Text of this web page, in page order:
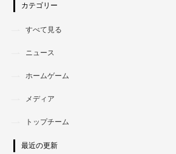
カテゴリー
すべて見る
ニュース
ホームゲーム
メディア
トップチーム
最近の更新